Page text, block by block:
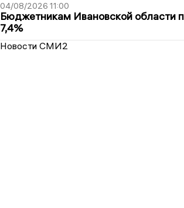
04/08/2026 11:00
Бюджетникам Ивановской области
7,4%
Новости СМИ2